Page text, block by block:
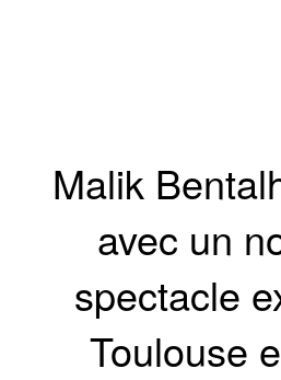
Malik
avec un
spectacle
Toulouse